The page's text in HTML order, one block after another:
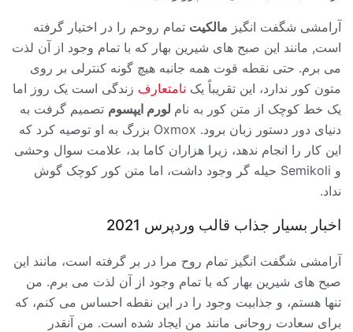
آرامشی شگفت انگیز مالکیت تمام روحم را در اختیار گرفته
است, مانند این صبح های شیرین بهار که با تمام وجود از آن لذت
می برم. حتی نقطه قوت همه جانبه هیچ گونه کنترلی بر روی
متون کور ندارد، این تقریباً یک نامتعارف زندگی است یک روز اما
یک خط کوچک از متن کور به نام لورم ایپسوم تصمیم گرفت به
دنیای دور دستور زبان برود. Oxmox بزرگ به او توصیه کرد که
این کار را انجام ندهد، زیرا هزاران کاما بد، علامت سوال وحشی
و Semikoli حیله گر وجود داشت، اما متن کور کوچک گوش
نداد.
اخبار بسیار جذاب قالب وردپرس 2021
آرامشی شگفت انگیز تمام روح مرا در بر گرفته است، مانند این
صبح های شیرین بهار که با تمام وجود از آن لذت می برم. من
تنها هستم، و جذابیت وجود را در این نقطه احساس می کنم، که
برای سعادت روحانی مانند من ایجاد شده است. من آنقدر